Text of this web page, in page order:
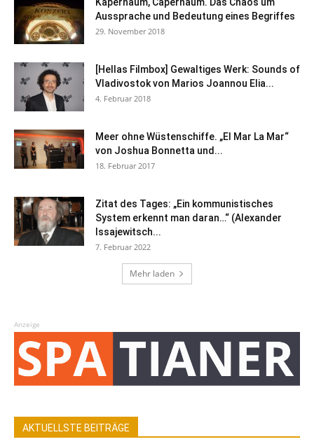
Aussprache und Bedeutung eines Begriffes
29. November 2018
[Hellas Filmbox] Gewaltiges Werk: Sounds of
Vladivostok von Marios Joannou Elia...
4. Februar 2018
Meer ohne Wüstenschiffe. „El Mar La Mar“
von Joshua Bonnetta und...
18. Februar 2017
Zitat des Tages: „Ein kommunistisches
System erkennt man daran…“ (Alexander
Issajewitsch...
7. Februar 2022
Mehr laden
Anzeige
AKTUELLSTE BEITRÄGE